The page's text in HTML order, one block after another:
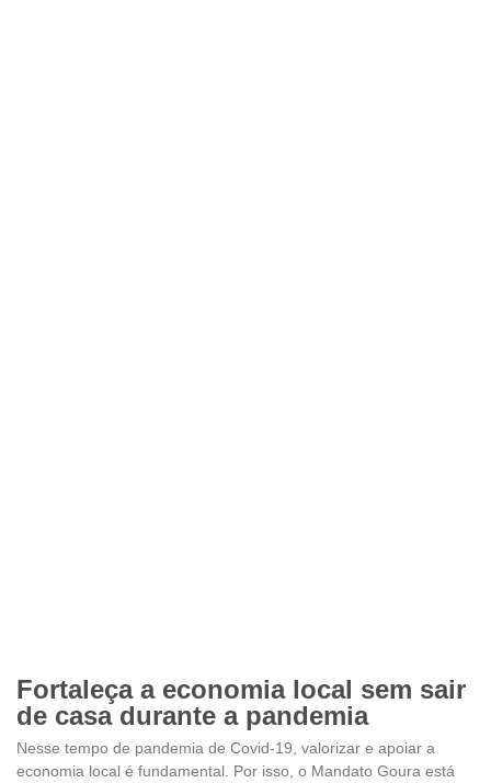
Fortaleça a economia local sem sair
de casa durante a pandemia
Nesse tempo de pandemia de Covid-19, valorizar e apoiar a
economia local é fundamental. Por isso, o Mandato Goura está